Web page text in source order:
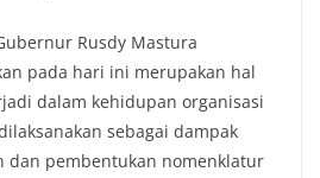
Rusdy Mastura
pada hari ini merupakan hal
dalam kehidupan organisasi
sebagai dampak
dan pembentukan nomenklatur